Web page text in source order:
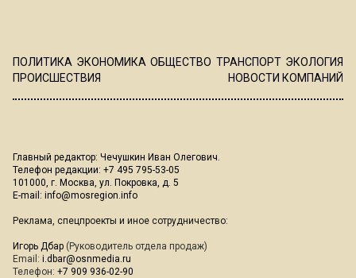
ПОЛИТИКА ЭКОНОМИКА ОБЩЕСТВО ТРАНСПОРТ ЭКОЛОГИЯ
ПРОИСШЕСТВИЯ
НОВОСТИ КОМПАНИЙ
Главный редактор: Чечушкин Иван Олегович.
Телефон редакции: +7 495 795-53-05
101000, г. Москва, ул. Покровка, д. 5
E-mail: info@mosregion.info
Реклама, спецпроекты и иное сотрудничество:
Игорь Дбар (Руководитель отдела продаж)
Email: i.dbar@osnmedia.ru
Телефон: +7 909 936-02-90